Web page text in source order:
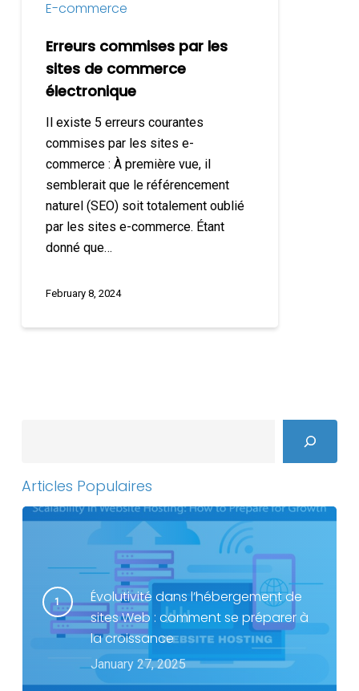
E-commerce
Erreurs commises par les
sites de commerce
électronique
Il existe 5 erreurs courantes
commises par les sites e-
commerce : À première vue, il
semblerait que le référencement
naturel (SEO) soit totalement oublié
par les sites e-commerce. Étant
donné que…
February 8, 2024
Articles Populaires
Évolutivité dans l’hébergement de
sites Web : comment se préparer à
la croissance
January 27, 2025